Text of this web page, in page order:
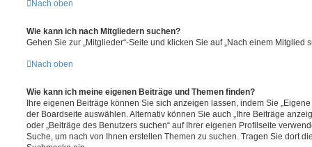
Nach oben
Wie kann ich nach Mitgliedern suchen?
Gehen Sie zur „Mitglieder“-Seite und klicken Sie auf „Nach einem Mitglied
Nach oben
Wie kann ich meine eigenen Beiträge und Themen finden?
Ihre eigenen Beiträge können Sie sich anzeigen lassen, indem Sie
der Boardseite auswählen. Alternativ können Sie auch „Ihre Beiträge
oder „Beiträge des Benutzers suchen“ auf Ihrer eigenen Profilseite
Suche, um nach von Ihnen erstellen Themen zu suchen. Tragen Sie dort